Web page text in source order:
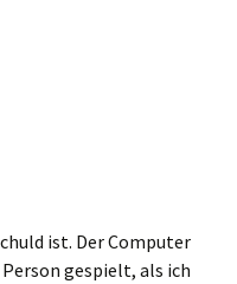
ist. Der Computer
gespielt, als ich